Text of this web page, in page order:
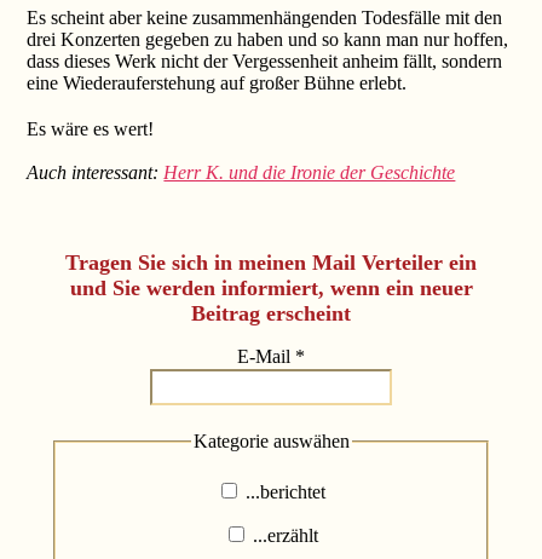
Es scheint aber keine zusammenhängenden Todesfälle mit den
drei Konzerten gegeben zu haben und so kann man nur hoffen,
dass dieses Werk nicht der Vergessenheit anheim fällt, sondern
eine Wiederauferstehung auf großer Bühne erlebt.
Es wäre es wert!
Auch interessant:Herr K. und die Ironie der Geschichte
Tragen Sie sich in meinen Mail Verteiler ein
und Sie werden informiert, wenn ein neuer
Beitrag erscheint
E-Mail *
Kategorie auswähen
...berichtet
...erzählt